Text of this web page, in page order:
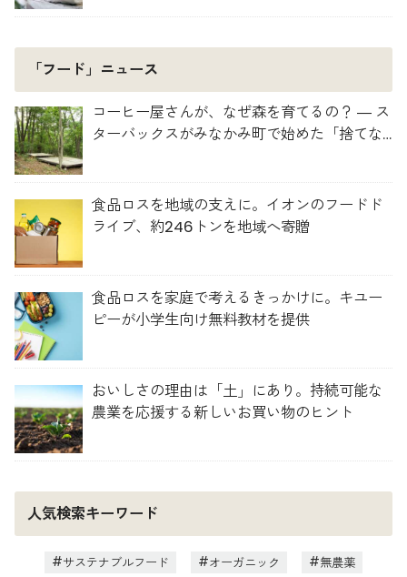
「フード」ニュース
コーヒー屋さんが、なぜ森を育てるの？ ― ス
ターバックスがみなかみ町で始めた「捨てな
食品ロスを地域の支えに。イオンのフードド
ライブ、約246トンを地域へ寄贈
食品ロスを家庭で考えるきっかけに。キユー
ピーが小学生向け無料教材を提供
おいしさの理由は「土」にあり。持続可能な
農業を応援する新しいお買い物のヒント
人気検索キーワード
サステナブルフード オーガニック 無農薬